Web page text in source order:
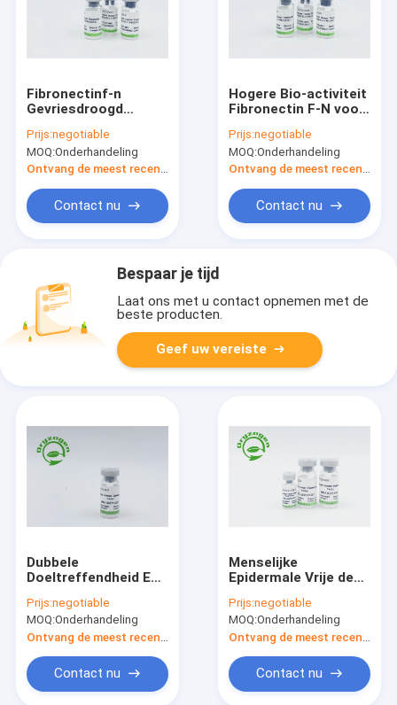
Fibronectinf-n
Gevriesdroogd
Voeden
Prijs:negotiable
MOQ:Onderhandeling
Ontvang de meest recente Prijs
Contact nu
Hogere Bio-activiteit
Fibronectin F-N voor
Celregeneratie en
het Herstellen
Prijs:negotiable
MOQ:Onderhandeling
Ontvang de meest recente Prijs
Contact nu
Bespaar je tijd
Laat ons met u contact opnemen met de
beste producten.
Geef uw vereiste
Dubbele
Doeltreffendheid EGF
Zuiverheids niet
Dierlijke Component
Prijs:negotiable
MOQ:Onderhandeling
Contact nu
Menselijke
Epidermale Vrije de
en Menselijk
bFGFdier Geen
Stimulatie
Prijs:negotiable
MOQ:Onderhandeling
Contact nu